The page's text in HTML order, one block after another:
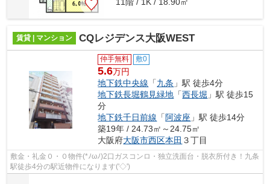
賃貸 | マンション CQレジデンス大阪WEST
仲手無料 敷0
5.6万円
地下鉄中央線 「九条 」駅 徒歩4分
地下鉄長堀鶴見緑地 「西長堀 」駅 徒歩15
分
地下鉄千日前線 「 阿波座 」駅 徒歩14分
築19年 / 24.73㎡～24.75㎡
大阪府大阪市西区本田 ３丁目
敷金・礼金０・０物件(*ﾉωﾉ)2口ガスコンロ・独立洗面台・脱衣所付き！九条
駅徒歩4分の駅近物件になります('◇')ゞ